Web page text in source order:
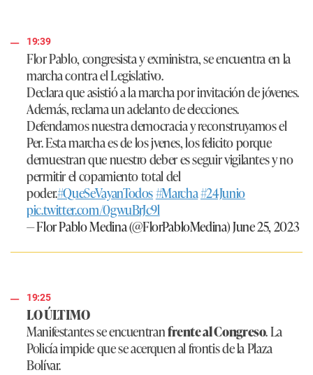
19:39
Flor Pablo, congresista y exministra, se encuentra en la
marcha contra el Legislativo.
Declara que asistió a la marcha por invitación de jóvenes.
Además, reclama un adelanto de elecciones.
Defendamos nuestra democracia y reconstruyamos el
Per. Esta marcha es de los jvenes, los felicito porque
demuestran que nuestro deber es seguir vigilantes y no
permitir el copamiento total del
poder.#QueSeVayanTodos#Marcha#24Junio
pic.twitter.com/0gwuBrJc9l
— Flor Pablo Medina (@FlorPabloMedina)June 25, 2023
19:25
LO ÚLTIMO
Manifestantes se encuentranfrente al Congreso. La
Policía impide que se acerquen al frontis de la Plaza
Bolívar.